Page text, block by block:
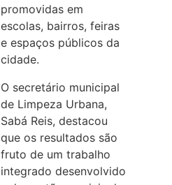
promovidas em
escolas, bairros, feiras
e espaços públicos da
cidade.
O secretário municipal
de Limpeza Urbana,
Sabá Reis, destacou
que os resultados são
fruto de um trabalho
integrado desenvolvido